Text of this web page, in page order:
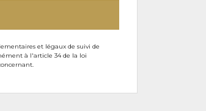
et légaux de suivi de
à l'article 34 de la loi